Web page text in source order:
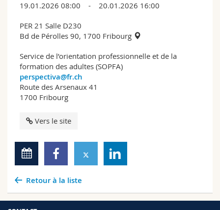
19.01.2026 08:00 - 20.01.2026 16:00
PER 21 Salle D230
Bd de Pérolles 90, 1700 Fribourg
Service de l’orientation professionnelle et de la
formation des adultes (SOPFA)
perspectiva@fr.ch
Route des Arsenaux 41
1700 Fribourg
Vers le site
Retour à la liste